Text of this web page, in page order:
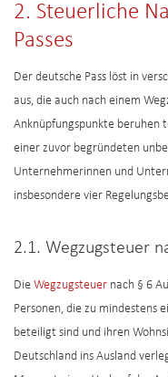
2. Steuerliche
Passes
Der deutsche Pass löst in
aus, die auch nach einem
Anknüpfungspunkte beruhen
einer zuvor begründeten
Unternehmerinnen und
insbesondere vier
2.1. Wegzugsteuer
Die Wegzugsteuer nach § 6
Personen, die zu mindestens
beteiligt sind und ihren
Deutschland ins Ausland